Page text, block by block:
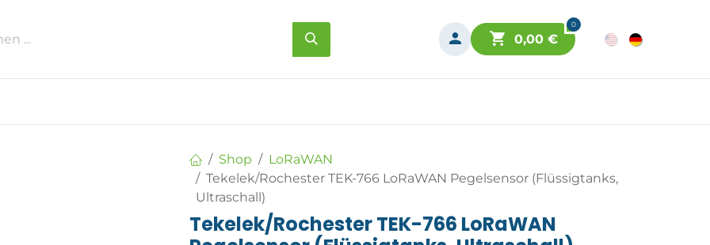
0
0,00€
Shop
LoRaWAN
Tekelek/Rochester TEK-766 LoRaWAN Pegelsensor (Flüssigtanks,
Ultraschall)
Tekelek/Rochester TEK-766 LoRaWAN